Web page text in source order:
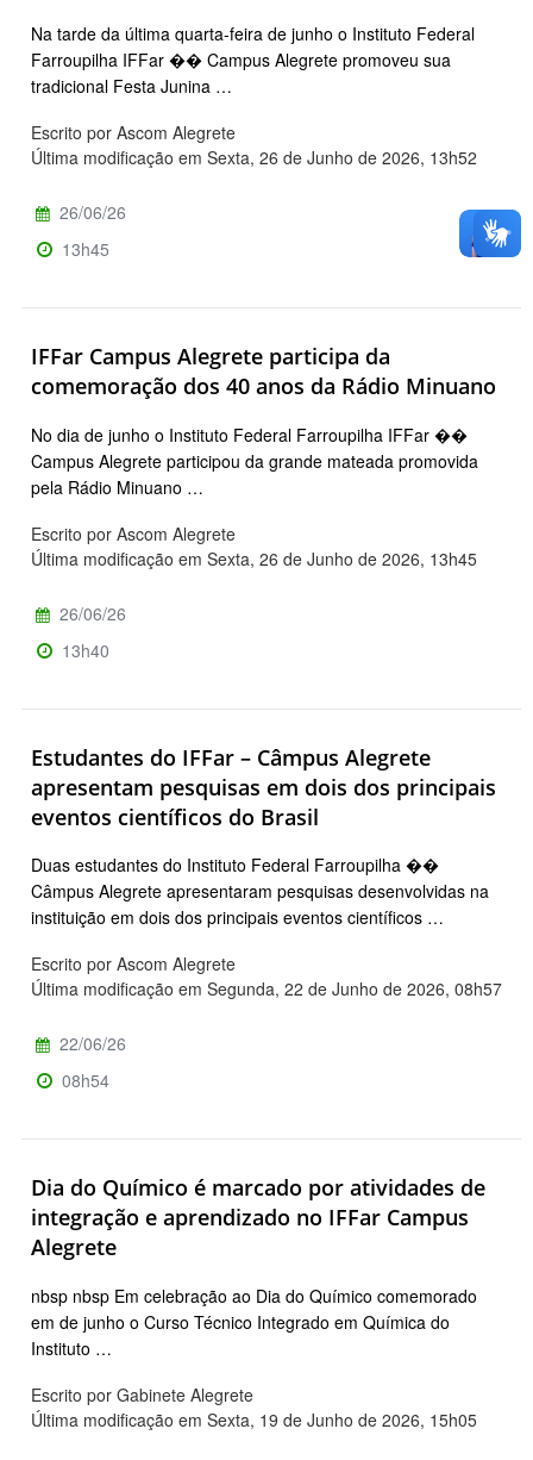
Na tarde da última quarta-feira de junho o Instituto Federal
Farroupilha IFFar �� Campus Alegrete promoveu sua
tradicional Festa Junina …
Escrito por Ascom Alegrete
Última modificação em Sexta, 26 de Junho de 2026, 13h52
26/06/26
13h45
IFFar Campus Alegrete participa da
comemoração dos 40 anos da Rádio Minuano
No dia de junho o Instituto Federal Farroupilha IFFar ��
Campus Alegrete participou da grande mateada promovida
pela Rádio Minuano …
Escrito por Ascom Alegrete
Última modificação em Sexta, 26 de Junho de 2026, 13h45
26/06/26
13h40
Estudantes do IFFar – Câmpus Alegrete
apresentam pesquisas em dois dos principais
eventos científicos do Brasil
Duas estudantes do Instituto Federal Farroupilha ��
Câmpus Alegrete apresentaram pesquisas desenvolvidas na
instituição em dois dos principais eventos científicos …
Escrito por Ascom Alegrete
Última modificação em Segunda, 22 de Junho de 2026, 08h57
22/06/26
08h54
Dia do Químico é marcado por atividades de
integração e aprendizado no IFFar Campus
Alegrete
nbsp nbsp Em celebração ao Dia do Químico comemorado
em de junho o Curso Técnico Integrado em Química do
Instituto …
Escrito por Gabinete Alegrete
Última modificação em Sexta, 19 de Junho de 2026, 15h05